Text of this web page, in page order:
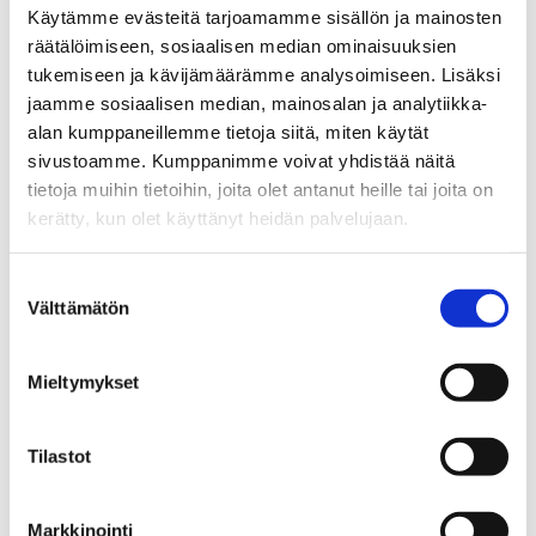
Käytämme evästeitä tarjoamamme sisällön ja mainosten
räätälöimiseen, sosiaalisen median ominaisuuksien
tukemiseen ja kävijämäärämme analysoimiseen. Lisäksi
jaamme sosiaalisen median, mainosalan ja analytiikka-
alan kumppaneillemme tietoja siitä, miten käytät
sivustoamme. Kumppanimme voivat yhdistää näitä
tietoja muihin tietoihin, joita olet antanut heille tai joita on
kerätty, kun olet käyttänyt heidän palvelujaan.
valinta
Välttämätön
Mieltymykset
Tilastot
Markkinointi
e
s
e
a
r
c
h
C
driven growth
Tampere is one of Finland’s fastest-
growing urban regions, known for its
collaborative culture and dynamic
mindset for business growth. An ideal
partner and real-world testbed for AI-
driven businesses.